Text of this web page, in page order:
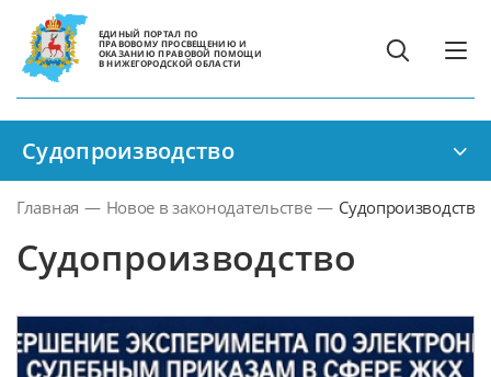
ЕДИНЫЙ ПОРТАЛ ПО
ПРАВОВОМУ ПРОСВЕЩЕНИЮ И
ОКАЗАНИЮ ПРАВОВОЙ ПОМОЩИ
В НИЖЕГОРОДСКОЙ ОБЛАСТИ
Судопроизводство
Главная — Новое в законодательстве — Судопроизводство
Судопроизводство